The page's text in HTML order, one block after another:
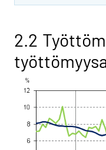
2.2